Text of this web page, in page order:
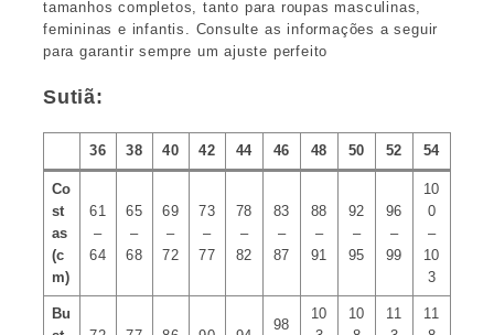
tamanhos completos, tanto para roupas masculinas,
femininas e infantis. Consulte as informações a seguir
para garantir sempre um ajuste perfeito
Sutiã:
36 38 40 42 44 46 48 50 52 54
Co
st
as
(c
m)
61
–
64
65
–
68
69
–
72
73
–
77
78
–
82
83
–
87
88
–
91
92
–
95
96
–
99
10
0
–
10
3
Bu
98
10
10
11
11